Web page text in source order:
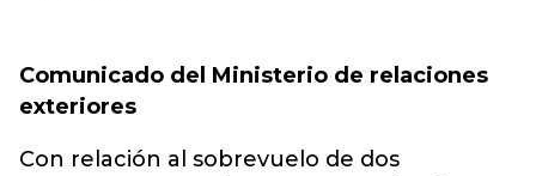
Comunicado del Ministerio de relaciones
exteriores
Con relación al sobrevuelo de dos